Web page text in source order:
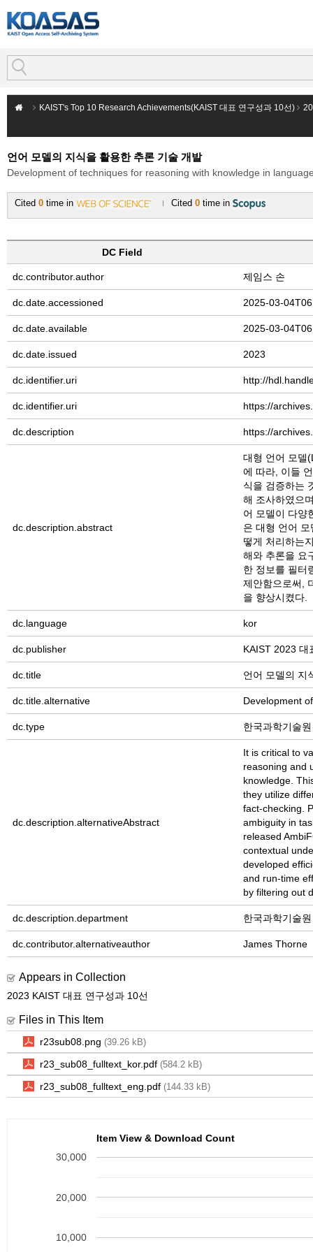
KAIST's Top 10 Research Achievements(KAIST 대표 연구성과 10선)
언어 모델의 지식을 활용한 추론 기술 개발
Development of techniques for reasoning with knowledge in
Cited 0 time in Cited 0 time in
DC Field
dc.contributor.author 제임스 손
dc.date.accessioned 2025-03-
dc.date.available 2025-03-
dc.date.issued 2023
dc.identifier.uri http://
dc.identifier.uri https://
dc.description https://
dc.description.abstract
대형 언어 모델
에 따라, 이들
식을 검증하는
해 조사하였으
어 모델이 다양
은 대형 언어
떻게 처리하는
해와 추론을 요
한 정보를 필터
제안함으로써,
을 향상시켰다.
dc.language kor
dc.publisher KAIST 2023 대
dc.title 언어 모델의 지
dc.title.alternative Development
dc.type 한국과학기술원
dc.description.alternativeAbstract
It is critical to
reasoning and
knowledge.
they utilize
fact-checking.
ambiguity in
released
contextual
developed
and run-time
by filtering out
dc.description.department 한국과학기술
dc.contributor.alternativeauthor James Thorne
Appears in Collection
2023 KAIST 대표 연구성과 10선
Files in This Item
r23sub08.png (39.26 kB)
r23_sub08_fulltext_kor.pdf (584.2 kB)
r23_sub08_fulltext_eng.pdf (144.33 kB)
Item View & Download Count
10,000
20,000
30,000